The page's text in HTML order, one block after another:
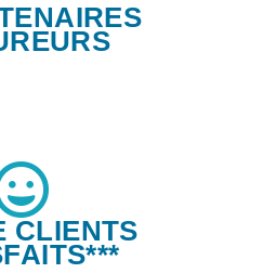
CLIENTS